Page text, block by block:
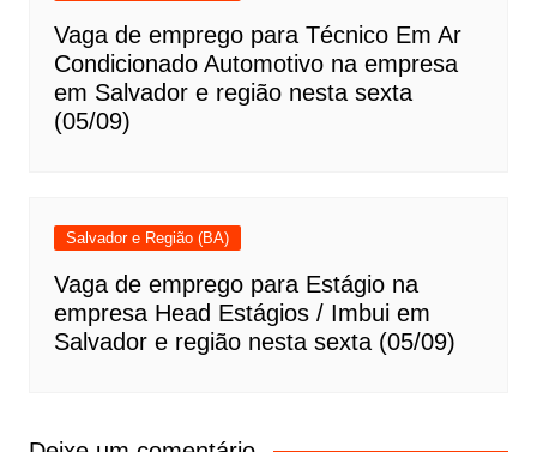
Vaga de emprego para Técnico Em Ar
Condicionado Automotivo na empresa
em Salvador e região nesta sexta
(05/09)
Salvador e Região (BA)
Vaga de emprego para Estágio na
empresa Head Estágios / Imbui em
Salvador e região nesta sexta (05/09)